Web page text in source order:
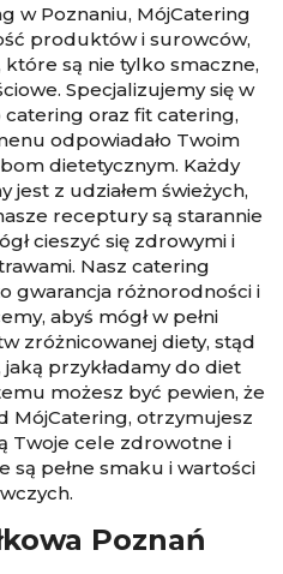
w Poznaniu, MójCatering
produktów i surowców,
które są nie tylko smaczne,
Specjalizujemy się w
oraz fit catering,
odpowiadało Twoim
dietetycznym. Każdy
jest z udziałem świeżych,
receptury są starannie
cieszyć się zdrowymi i
Nasz catering
gwarancja różnorodności i
abyś mógł w pełni
zróżnicowanej diety, stąd
przykładamy do diet
możesz być pewien, że
MójCatering, otrzymujesz
Twoje cele zdrowotne i
są pełne smaku i wartości
Poznań